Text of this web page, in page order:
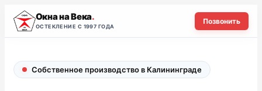
Окна на Века
ОСТЕКЛЕНИЕ С 1997 ГОДА
Позвонить
Собственное производство в Калининграде